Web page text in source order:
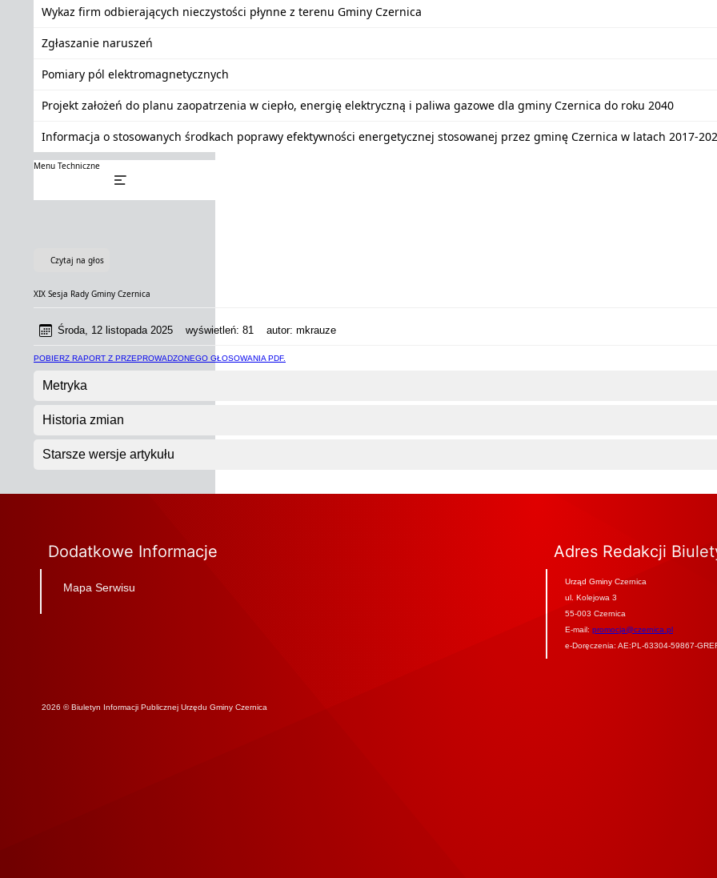
Wykaz firm odbierających nieczystości płynne z terenu Gminy Czernica
Zgłaszanie naruszeń
Pomiary pól elektromagnetycznych
Projekt założeń do planu zaopatrzenia w ciepło, energię elektryczną i paliwa gazowe dla gminy Czernica do roku 2040
Informacja o stosowanych środkach poprawy efektywności energetycznej stosowanej przez gminę Czernica w latach 2017-
Menu Techniczne
Czytaj na głos
XIX Sesja Rady Gminy Czernica
Środa, 12 listopada 2025 wyświetleń: 81 autor: mkrauze
POBIERZ RAPORT Z PRZEPROWADZONEGO GŁOSOWANIA PDF.
Metryka
Historia zmian
Starsze wersje artykułu
Dodatkowe Informacje
Mapa Serwisu
Adres Redakcji
Urząd Gminy Czernica
ul. Kolejowa 3
55-003 Czernica
E-mail: promocja@czernica.pl
e-Doręczenia: AE:PL-63304-59867-
2026 © Biuletyn Informacji Publicznej Urzędu Gminy Czernica